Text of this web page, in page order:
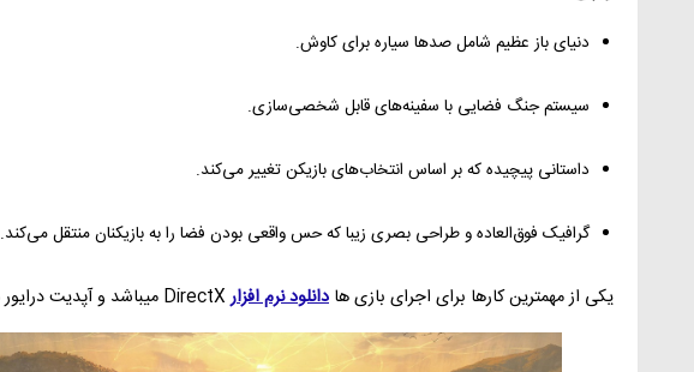
دنیای باز عظیم شامل صدها سیاره برای کاوش.
سیستم جنگ فضایی با سفینه‌های قابل شخصی‌سازی.
داستانی پیچیده که بر اساس انتخاب‌های بازیکن تغییر می‌کند.
گرافیک فوق‌العاده و طراحی بصری زیبا که حس واقعی بودن فضا را به بازیکنان منتقل می‌کند.
یکی از مهمترین کارها برای اجرای بازی ها دانلود نرم افزارDirectX میباشد و آپدیت درایور های کارت گرافیک.